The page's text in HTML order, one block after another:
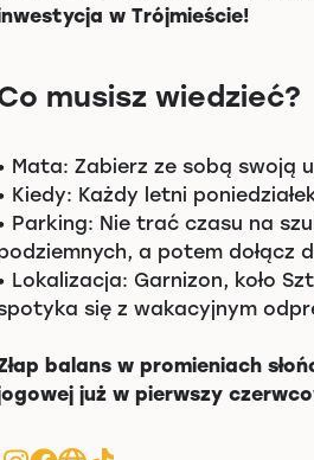
w Trójmieście!
musisz wiedzieć?
Mata: Zabierz ze sobą swoją
Kiedy: Każdy letni
Parking: Nie trać czasu na
a potem dołącz
Lokalizacja: Garnizon, koło
się z wakacyjnym
balans w promieniach
już w pierwszy